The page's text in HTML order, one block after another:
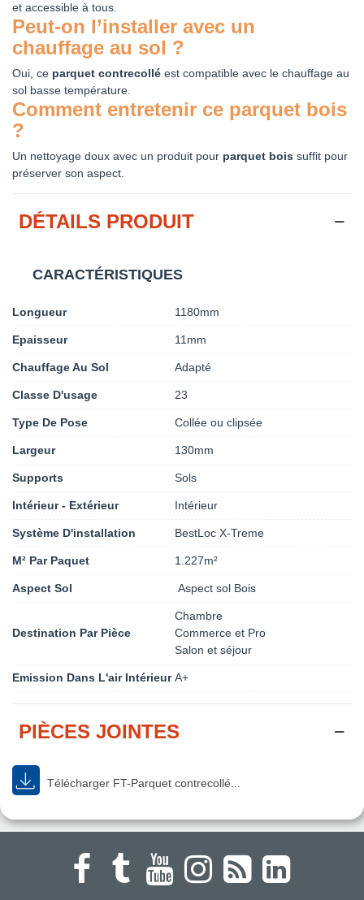
et accessible à tous.
Peut-on l’installer avec un
chauffage au sol ?
Oui, ce parquet contrecollé est compatible avec le chauffage au
sol basse température.
Comment entretenir ce parquet bois
?
Un nettoyage doux avec un produit pour parquet bois suffit pour
préserver son aspect.
DÉTAILS PRODUIT
CARACTÉRISTIQUES
Longueur 1180mm
Epaisseur 11mm
Chauffage Au Sol Adapté
Classe D'usage 23
Type De Pose Collée ou clipsée
Largeur 130mm
Supports Sols
Intérieur - Extérieur Intérieur
Système D'installation BestLoc X-Treme
M² Par Paquet 1.227m²
Aspect Sol Aspect sol Bois
Destination Par Pièce
Chambre
Commerce et Pro
Salon et séjour
Emission Dans L'air Intérieur A+
PIÈCES JOINTES
Télécharger FT-Parquet contrecollé...